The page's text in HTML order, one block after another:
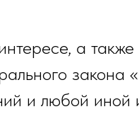
а
закона
и любой